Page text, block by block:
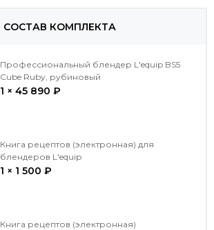
СОСТАВ КОМПЛЕКТА
Профессиональный блендер L'equip BS5
Cube Ruby, рубиновый
1 × 45 890 ₽
Книга рецептов (электронная) для
блендеров L'equip
1 × 1 500 ₽
Книга рецептов (электронная)